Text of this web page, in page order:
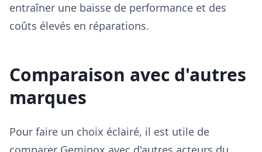
entraîner une baisse de performance et des
coûts élevés en réparations.
Comparaison avec d'autres
marques
Pour faire un choix éclairé, il est utile de